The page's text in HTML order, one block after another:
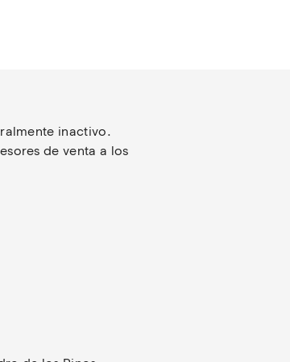
inactivo.
de venta a los